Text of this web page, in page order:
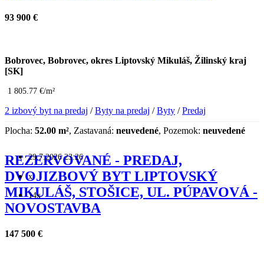
93 900 €
Bobrovec, Bobrovec, okres Liptovský Mikuláš, Žilinský kraj
[SK]
1 805.77 €/m²
2 izbový byt na predaj /Byty na predaj /Byty /Predaj
Plocha: 52.00 m², Zastavaná: neuvedené, Pozemok: neuvedené
29.7.2026 23:26
x
14x
REZERVOVANÉ - PREDAJ,
DVOJIZBOVÝ BYT LIPTOVSKÝ
MIKULÁŠ, STOŠICE, UL. PÚPAVOVÁ -
NOVOSTAVBA
147 500 €